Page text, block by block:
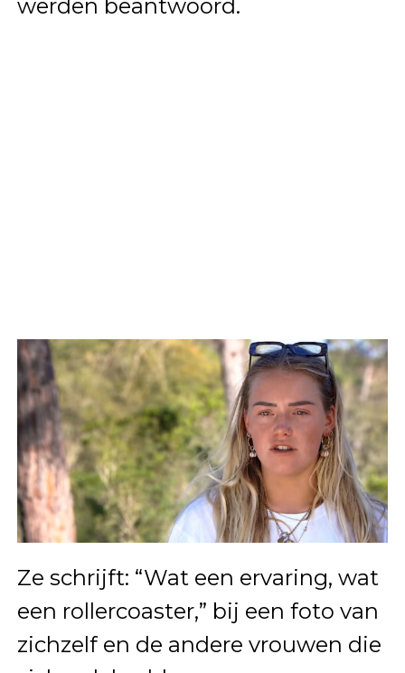
werden beantwoord.
Ze schrijft: “Wat een ervaring, wat
een rollercoaster,” bij een foto van
zichzelf en de andere vrouwen die